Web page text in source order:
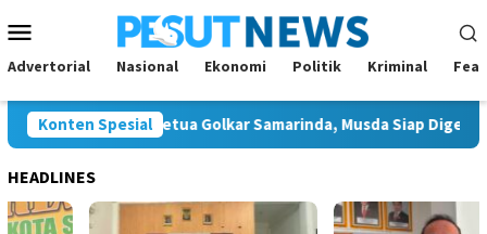
ke
kontenMobile
Advertorial Nasional Ekonomi Politik Kriminal
Konten Spesial
Calon Tunggal Ketua Golkar Samarinda, Musda Siap Digelar 8
HEADLINES